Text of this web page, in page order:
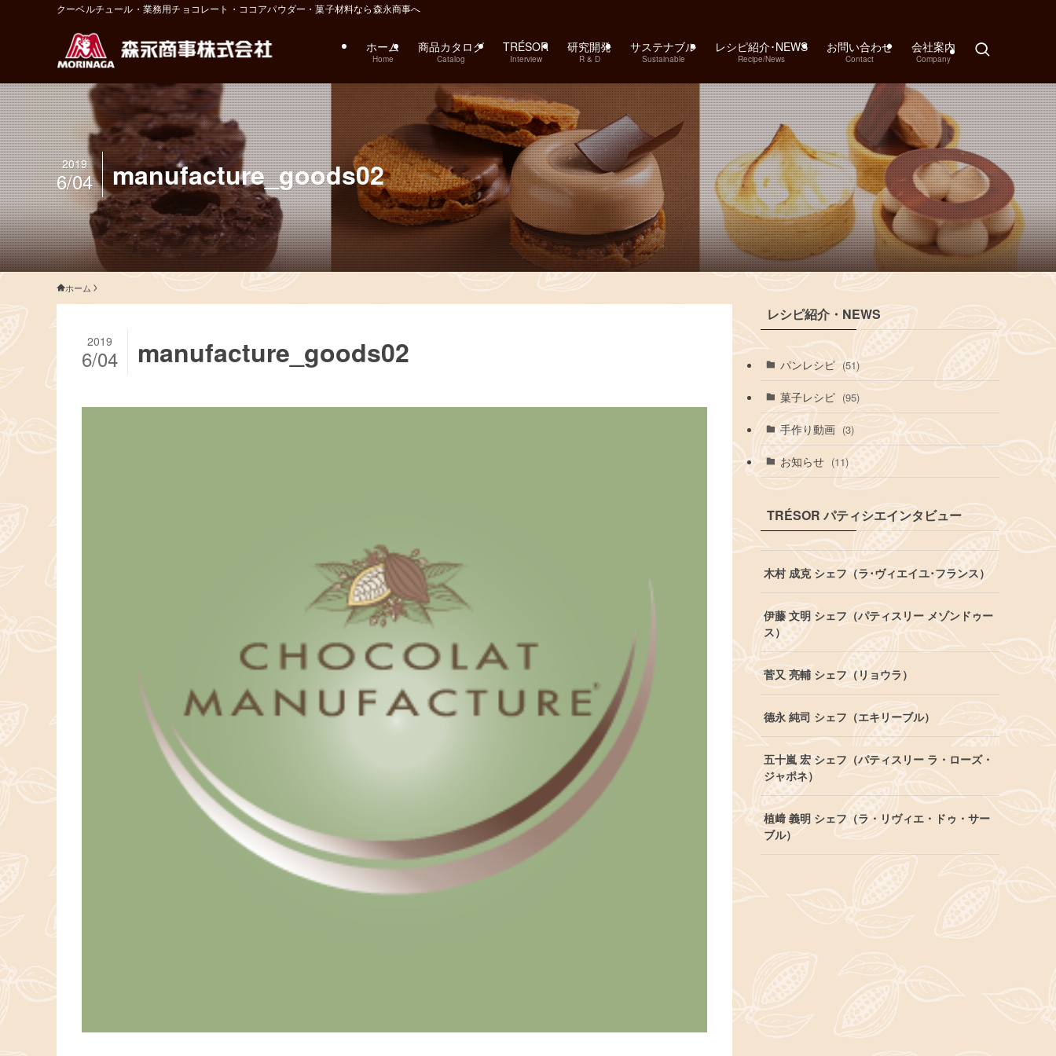
クーベルチュール・業務用チョコレート・ココアパウダー・菓子材料なら森永商事へ
ホーム
Home
商品カタログ
Catalog
TRÉSOR
Interview
研究開発
R & D
サステナブル
Sustainable
レシピ紹介･NEWS
Recipe/News
お問い合わせ
Contact
会社案内
Company
manufacture_goods02
2019
6/04
ホーム
manufacture_goods02
2019
6/04
レシピ紹介・NEWS
パンレシピ (51)
菓子レシピ (95)
手作り動画 (3)
お知らせ (11)
TRÉSOR パティシエインタビュー
木村 成克 シェフ（ラ･ヴィエイユ･フランス）
伊藤 文明 シェフ（パティスリー メゾンドゥー
ス）
菅又 亮輔 シェフ（リョウラ）
德永 純司 シェフ（エキリーブル）
五十嵐 宏 シェフ（パティスリー ラ・ローズ・
ジャポネ）
植﨑 義明 シェフ（ラ・リヴィエ・ドゥ・サー
ブル）